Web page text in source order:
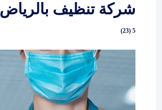
شركة تنظيف بالرياض
5 (23)